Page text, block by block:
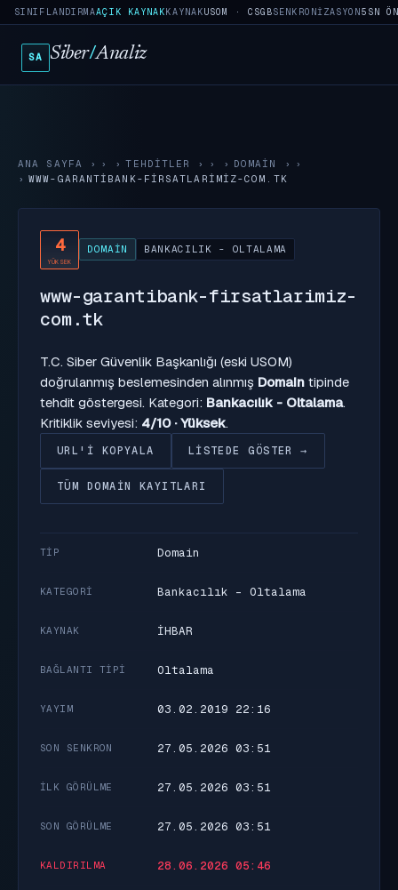
SINIFLANDIRMAAÇIK KAYNAKKAYNAKUSOM · CSGBSENKRONIZASYON5SN
SA Siber/Analiz
ANA SAYFA › TEHDITLER › DOMAIN
›
WWW-GARANTIBANK-FIRSATLARIMIZ-COM.TK
4
YÜKSEK
DOMAIN BANKACILIK - OLTALAMA
www-garantibank-firsatlarimiz-
com.tk
T.C. Siber Güvenlik Başkanlığı (eski USOM)
doğrulanmış beslemesinden alınmış Domain tipinde
tehdit göstergesi. Kategori: Bankacılık - Oltalama.
Kritiklik seviyesi: 4/10 · Yüksek.
URL'I KOPYALA LISTEDE GÖSTER →
TÜM DOMAIN KAYITLARI
TIP Domain
KATEGORI Bankacılık - Oltalama
KAYNAK İHBAR
BAĞLANTI TIPI Oltalama
YAYIM 03.02.2019 22:16
SON SENKRON 27.05.2026 03:51
İLK GÖRÜLME 27.05.2026 03:51
SON GÖRÜLME 27.05.2026 03:51
KALDIRILMA 28.06.2026 05:46